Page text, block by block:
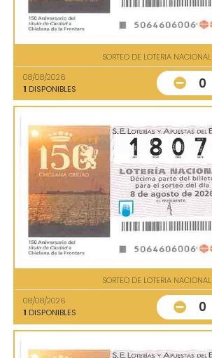
SORTEO DE LOTERIA NACIONAL
08/08/2026
1 DISPONIBLES 0
SORTEO DE LOTERIA NACIONAL
08/08/2026
1 DISPONIBLES 0